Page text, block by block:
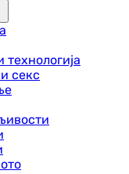
технологија
секс